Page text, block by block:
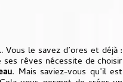
le savez d’ores et déjà :
rêves nécessite de choisir
. Mais saviez-vous qu’il est